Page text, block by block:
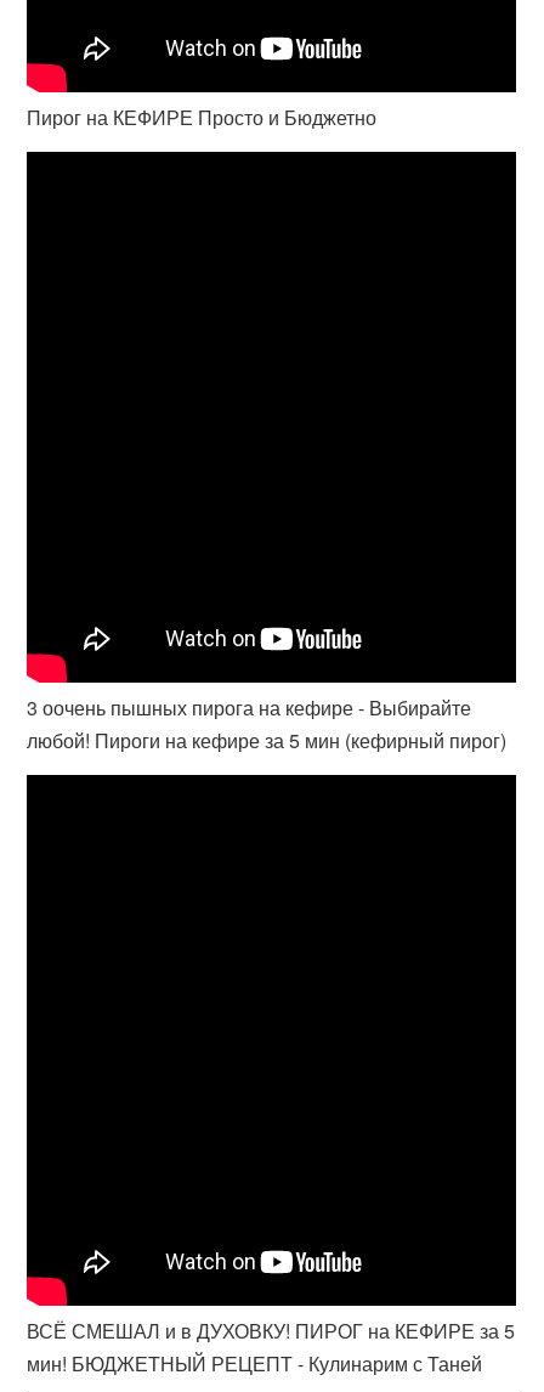
Пирог на КЕФИРЕ Просто и Бюджетно
3 оочень пышных пирога на кефире - Выбирайте
любой! Пироги на кефире за 5 мин (кефирный пирог)
ВСЁ СМЕШАЛ и в ДУХОВКУ! ПИРОГ на КЕФИРЕ за 5
мин! БЮДЖЕТНЫЙ РЕЦЕПТ - Кулинарим с Таней